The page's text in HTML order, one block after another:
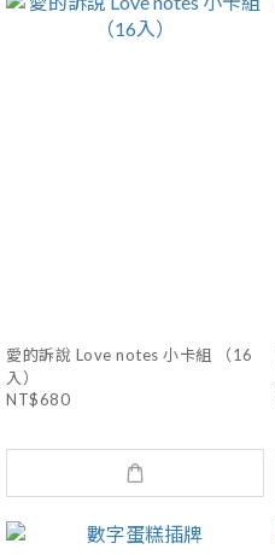
愛的訴說 Love notes 小卡組 （16
入）
NT$680